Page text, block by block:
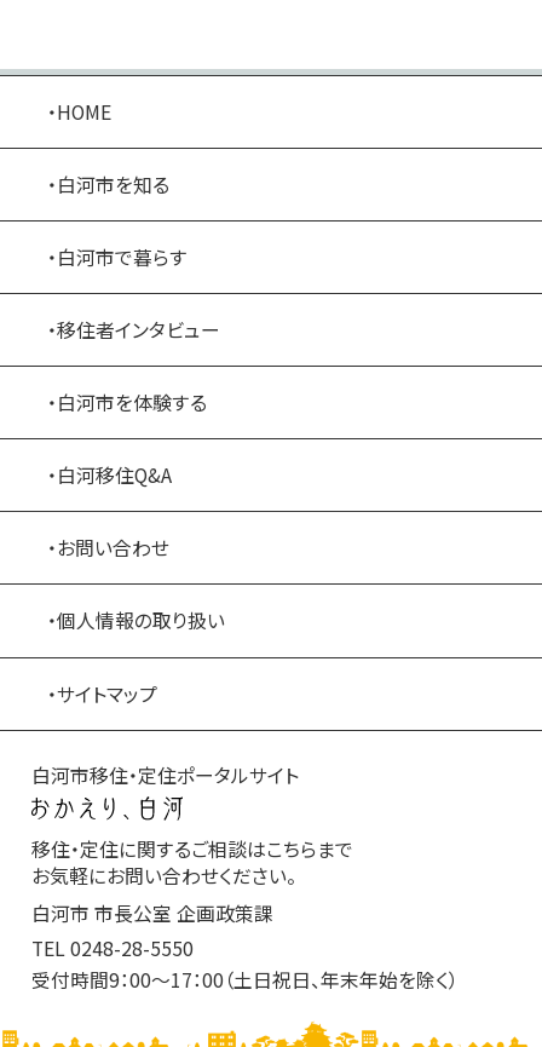
白河市移住・定住ポータルサイト
移住・定住に関するご相談はこちらまで
お気軽にお問い合わせください。
白河市 市長公室 企画政策課
TEL0248-28-5550
受付時間9：00～17：00（土日祝日、年末年始を除く）
・HOME
・白河市を知る
・白河市で暮らす
・移住者インタビュー
・白河市を体験する
・白河移住Q&A
・お問い合わせ
・個人情報の取り扱い
・サイトマップ